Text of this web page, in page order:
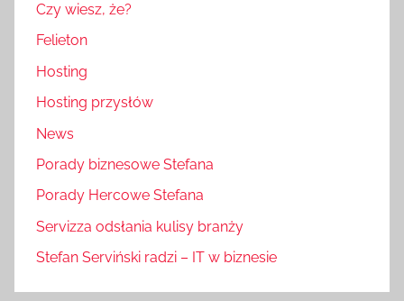
Czy wiesz, że?
Felieton
Hosting
Hosting przysłów
News
Porady biznesowe Stefana
Porady Hercowe Stefana
Servizza odsłania kulisy branży
Stefan Serviński radzi – IT w biznesie